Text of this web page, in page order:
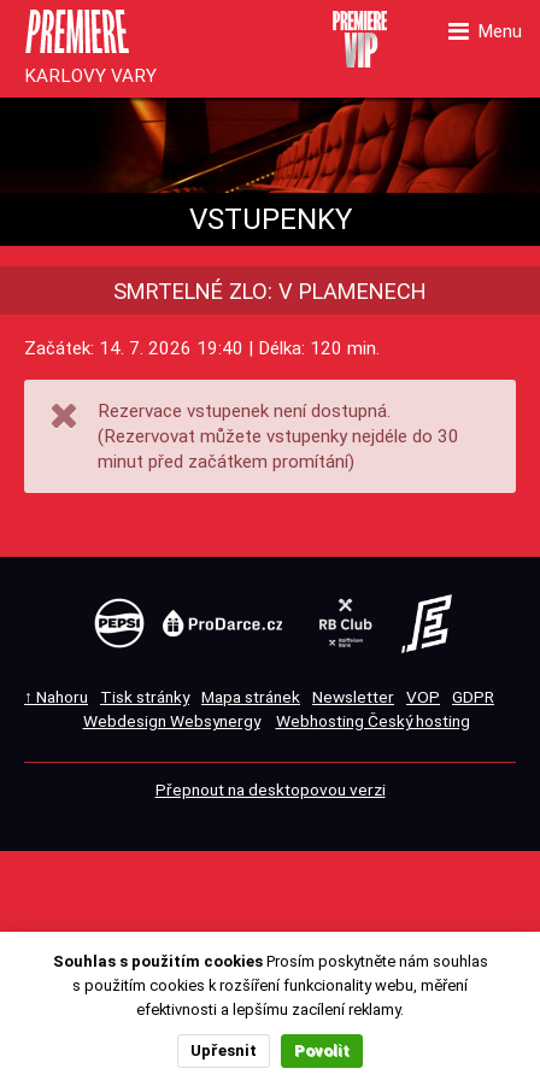
Menu
KARLOVY VARY
VSTUPENKY
SMRTELNÉ ZLO: V PLAMENECH
Začátek: 14. 7. 2026 19:40 | Délka: 120 min.
Rezervace vstupenek není dostupná.
(Rezervovat můžete vstupenky nejdéle do 30
minut před začátkem promítání)
↑ Nahoru Tisk stránky Mapa stránek Newsletter VOP
GDPR
Webdesign Websynergy
Webhosting Český hosting
Přepnout na desktopovou verzi
Souhlas s použitím cookiesProsím poskytněte nám souhlas
s použitím cookies k rozšíření funkcionality webu, měření
efektivnosti a lepšímu zacílení reklamy.
Upřesnit Povolit